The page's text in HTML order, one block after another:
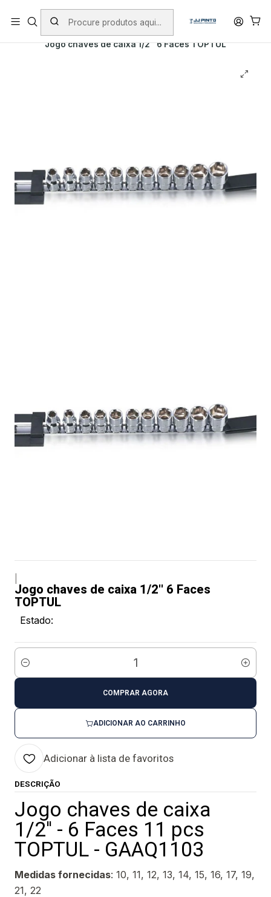
PORTES INCLUÍDOS EM ENCOMENDAS +75€ (excepto ilhas)
Início PRODUTOS FERRAMENTA MANUAL
Jogo chaves de caixa 1/2'' 6 Faces TOPTUL
Jogo chaves de caixa 1/2'' 6 Faces
TOPTUL
Estado:
Quantidade
ADICIONAR AO CARRINHO
COMPRAR AGORA
Adicionar à lista de favoritos
DESCRIÇÃO
Jogo chaves de caixa
1/2'' - 6 Faces 11 pcs
TOPTUL - GAAQ1103
Medidas fornecidas: 10, 11, 12, 13, 14, 15, 16, 17, 19,
21, 22